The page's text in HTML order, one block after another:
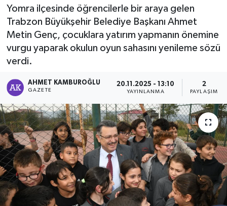
Yomra ilçesinde öğrencilerle bir araya gelen
Trabzon Büyükşehir Belediye Başkanı Ahmet
Metin Genç, çocuklara yatırım yapmanın önemine
vurgu yaparak okulun oyun sahasını yenileme sözü
verdi.
AHMET KAMBUROĞLU
GAZETE
20.11.2025 - 13:10
YAYINLANMA
2
PAYLAŞIM